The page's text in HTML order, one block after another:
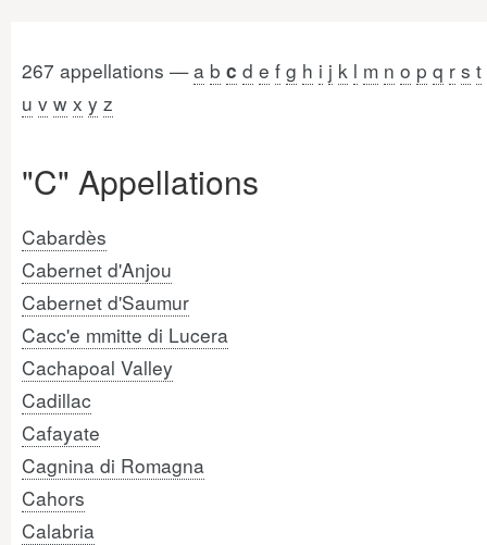
267 appellations —a b c d e f g h i j k l m n o p q r s t
u v w x y z
"C" Appellations
Cabardès
Cabernet d'Anjou
Cabernet d'Saumur
Cacc'e mmitte di Lucera
Cachapoal Valley
Cadillac
Cafayate
Cagnina di Romagna
Cahors
Calabria